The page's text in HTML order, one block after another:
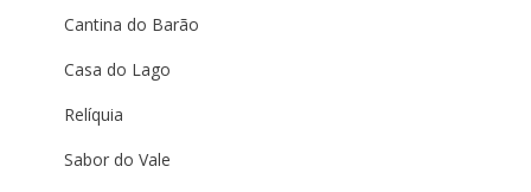
Cantina do Barão
Casa do Lago
Relíquia
Sabor do Vale